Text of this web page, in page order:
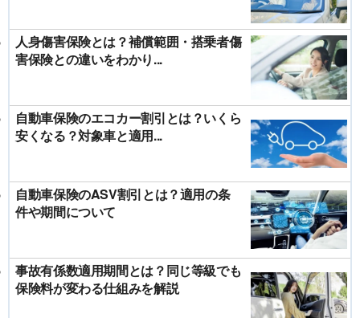
人身傷害保険とは？補償範囲・搭乗者傷
害保険との違いをわかり...
自動車保険のエコカー割引とは？いくら
安くなる？対象車と適用...
自動車保険のASV割引とは？適用の条
件や期間について
事故有係数適用期間とは？同じ等級でも
保険料が変わる仕組みを解説